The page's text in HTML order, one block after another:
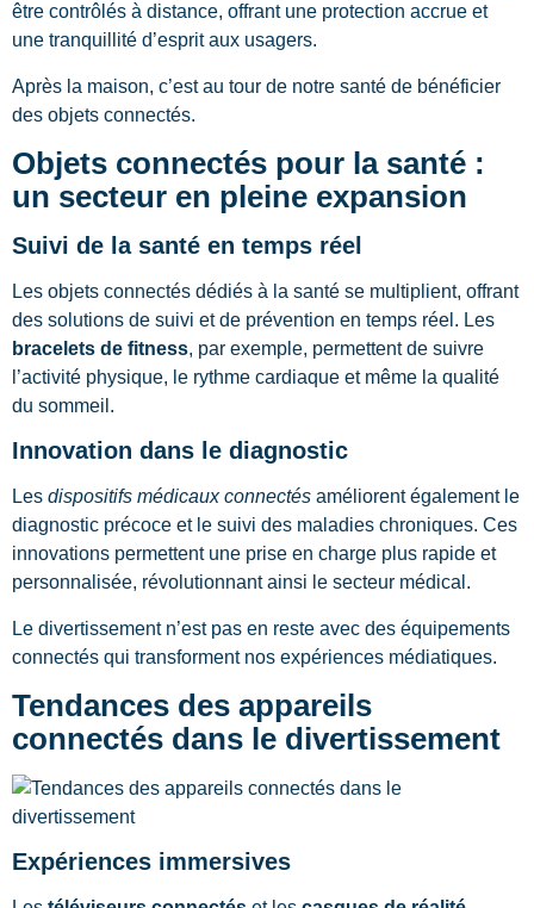
être contrôlés à distance, offrant une protection accrue et
une tranquillité d’esprit aux usagers.
Après la maison, c’est au tour de notre santé de bénéficier
des objets connectés.
Objets connectés pour la santé :
un secteur en pleine expansion
Suivi de la santé en temps réel
Les objets connectés dédiés à la santé se multiplient, offrant
des solutions de suivi et de prévention en temps réel. Les
bracelets de fitness, par exemple, permettent de suivre
l’activité physique, le rythme cardiaque et même la qualité
du sommeil.
Innovation dans le diagnostic
Les dispositifs médicaux connectés améliorent également le
diagnostic précoce et le suivi des maladies chroniques. Ces
innovations permettent une prise en charge plus rapide et
personnalisée, révolutionnant ainsi le secteur médical.
Le divertissement n’est pas en reste avec des équipements
connectés qui transforment nos expériences médiatiques.
Tendances des appareils
connectés dans le divertissement
Expériences immersives